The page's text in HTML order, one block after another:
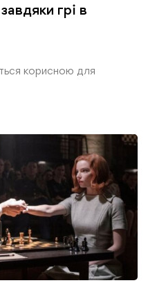
грі в
корисною для